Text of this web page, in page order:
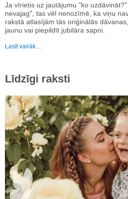
Ja vīrietis uz jautājumu "ko
nevajag", tas vēl nenozīmē, ka viņu
rakstā atlasījām tās oriģinālās
jaunu vai piepildīt jubilāra sapni.
Lasīt vairāk…
Līdzīgi raksti